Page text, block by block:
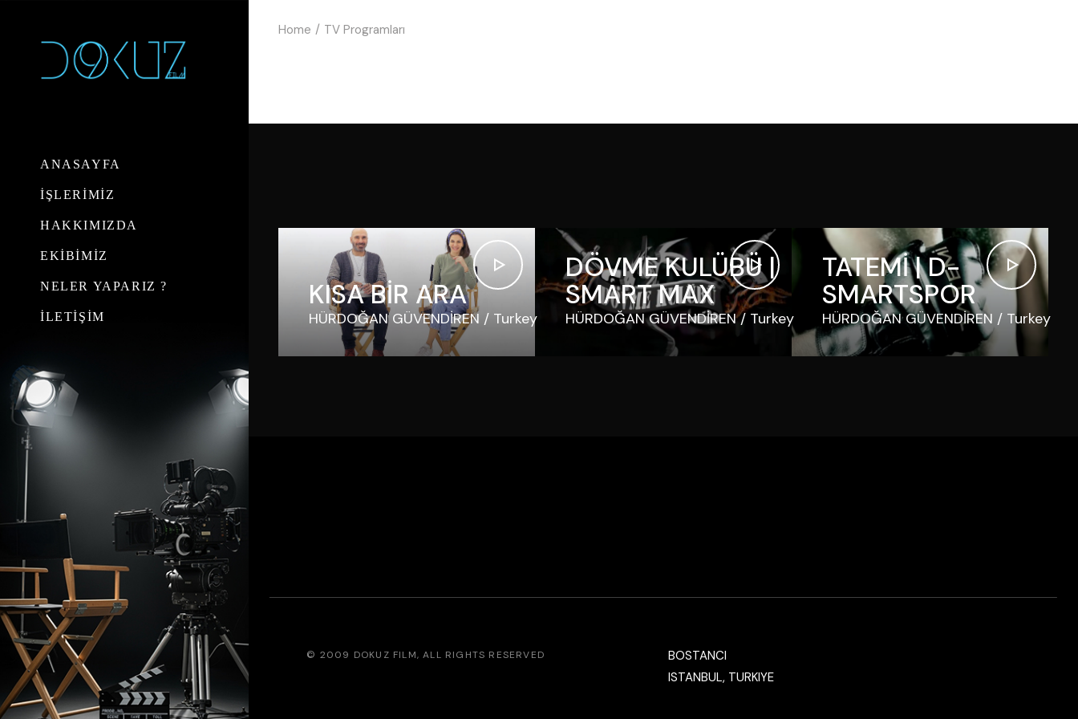
content
ANASAYFA
İŞLERİMİZ
HAKKIMIZDA
EKİBİMİZ
NELER YAPARIZ ?
İLETİŞİM
Home TV Programları
KISA BİR ARA
HÜRDOĞAN GÜVENDİREN Turkey
DÖVME KULÜBÜ |
SMART MAX
HÜRDOĞAN GÜVENDİREN Turkey
TATEMİ | D-
SMARTSPOR
HÜRDOĞAN GÜVENDİREN Turkey
© 2009 DOKUZ FILM, ALL RIGHTS RESERVED
BOSTANCI
ISTANBUL, TURKIYE